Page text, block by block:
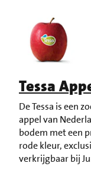
Tessa
De Tessa is een
appel van
bodem met een
rode kleur,
verkrijgbaar bij